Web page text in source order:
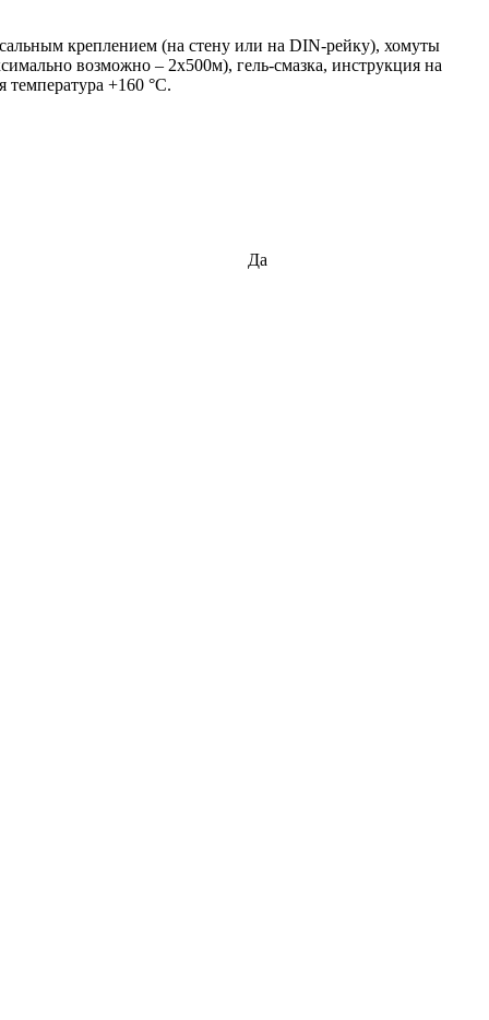
креплением (на стену или на DIN-рейку), хомуты
возможно – 2х500м), гель-смазка, инструкция на
температура +160 °С.
Да